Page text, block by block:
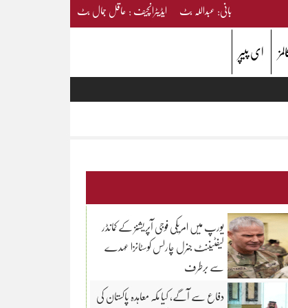
بانی: عبداللہ بٹ ایڈیٹرانچیف : عاقل جمال بٹ
ای پیپر
یورپ میں امریکی فوجی آپریشنز کے کمانڈر
لیفٹیننٹ جنرل چارلس کوسٹانزا عہدے
سے برطرف
دفاع سے آگے، کیا مکہ معاہدہ پاکستان کی